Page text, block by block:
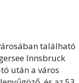
található
Innsbruck
után a város